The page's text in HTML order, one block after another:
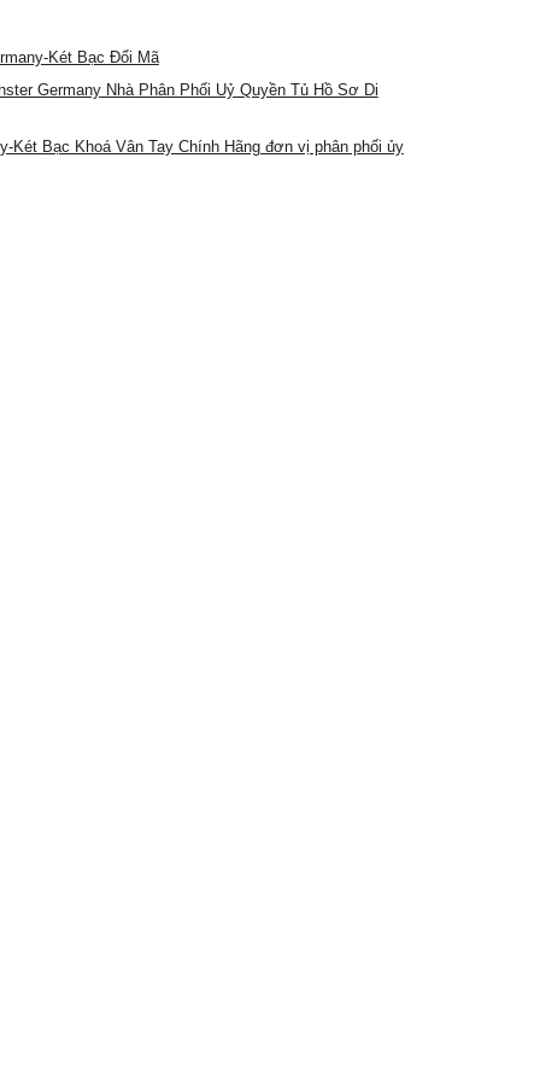
Két Bạc Đổi Mã
Germany Nhà Phân Phối Uỷ Quyền Tủ Hồ Sơ Di
Két Bạc Khoá Vân Tay Chính Hãng đơn vị phân phối ủy